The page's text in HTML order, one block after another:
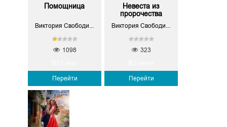
Помощница
Виктория Свободина
Перейти
1098
Невеста из
пророчества
Виктория Свободина
Перейти
323